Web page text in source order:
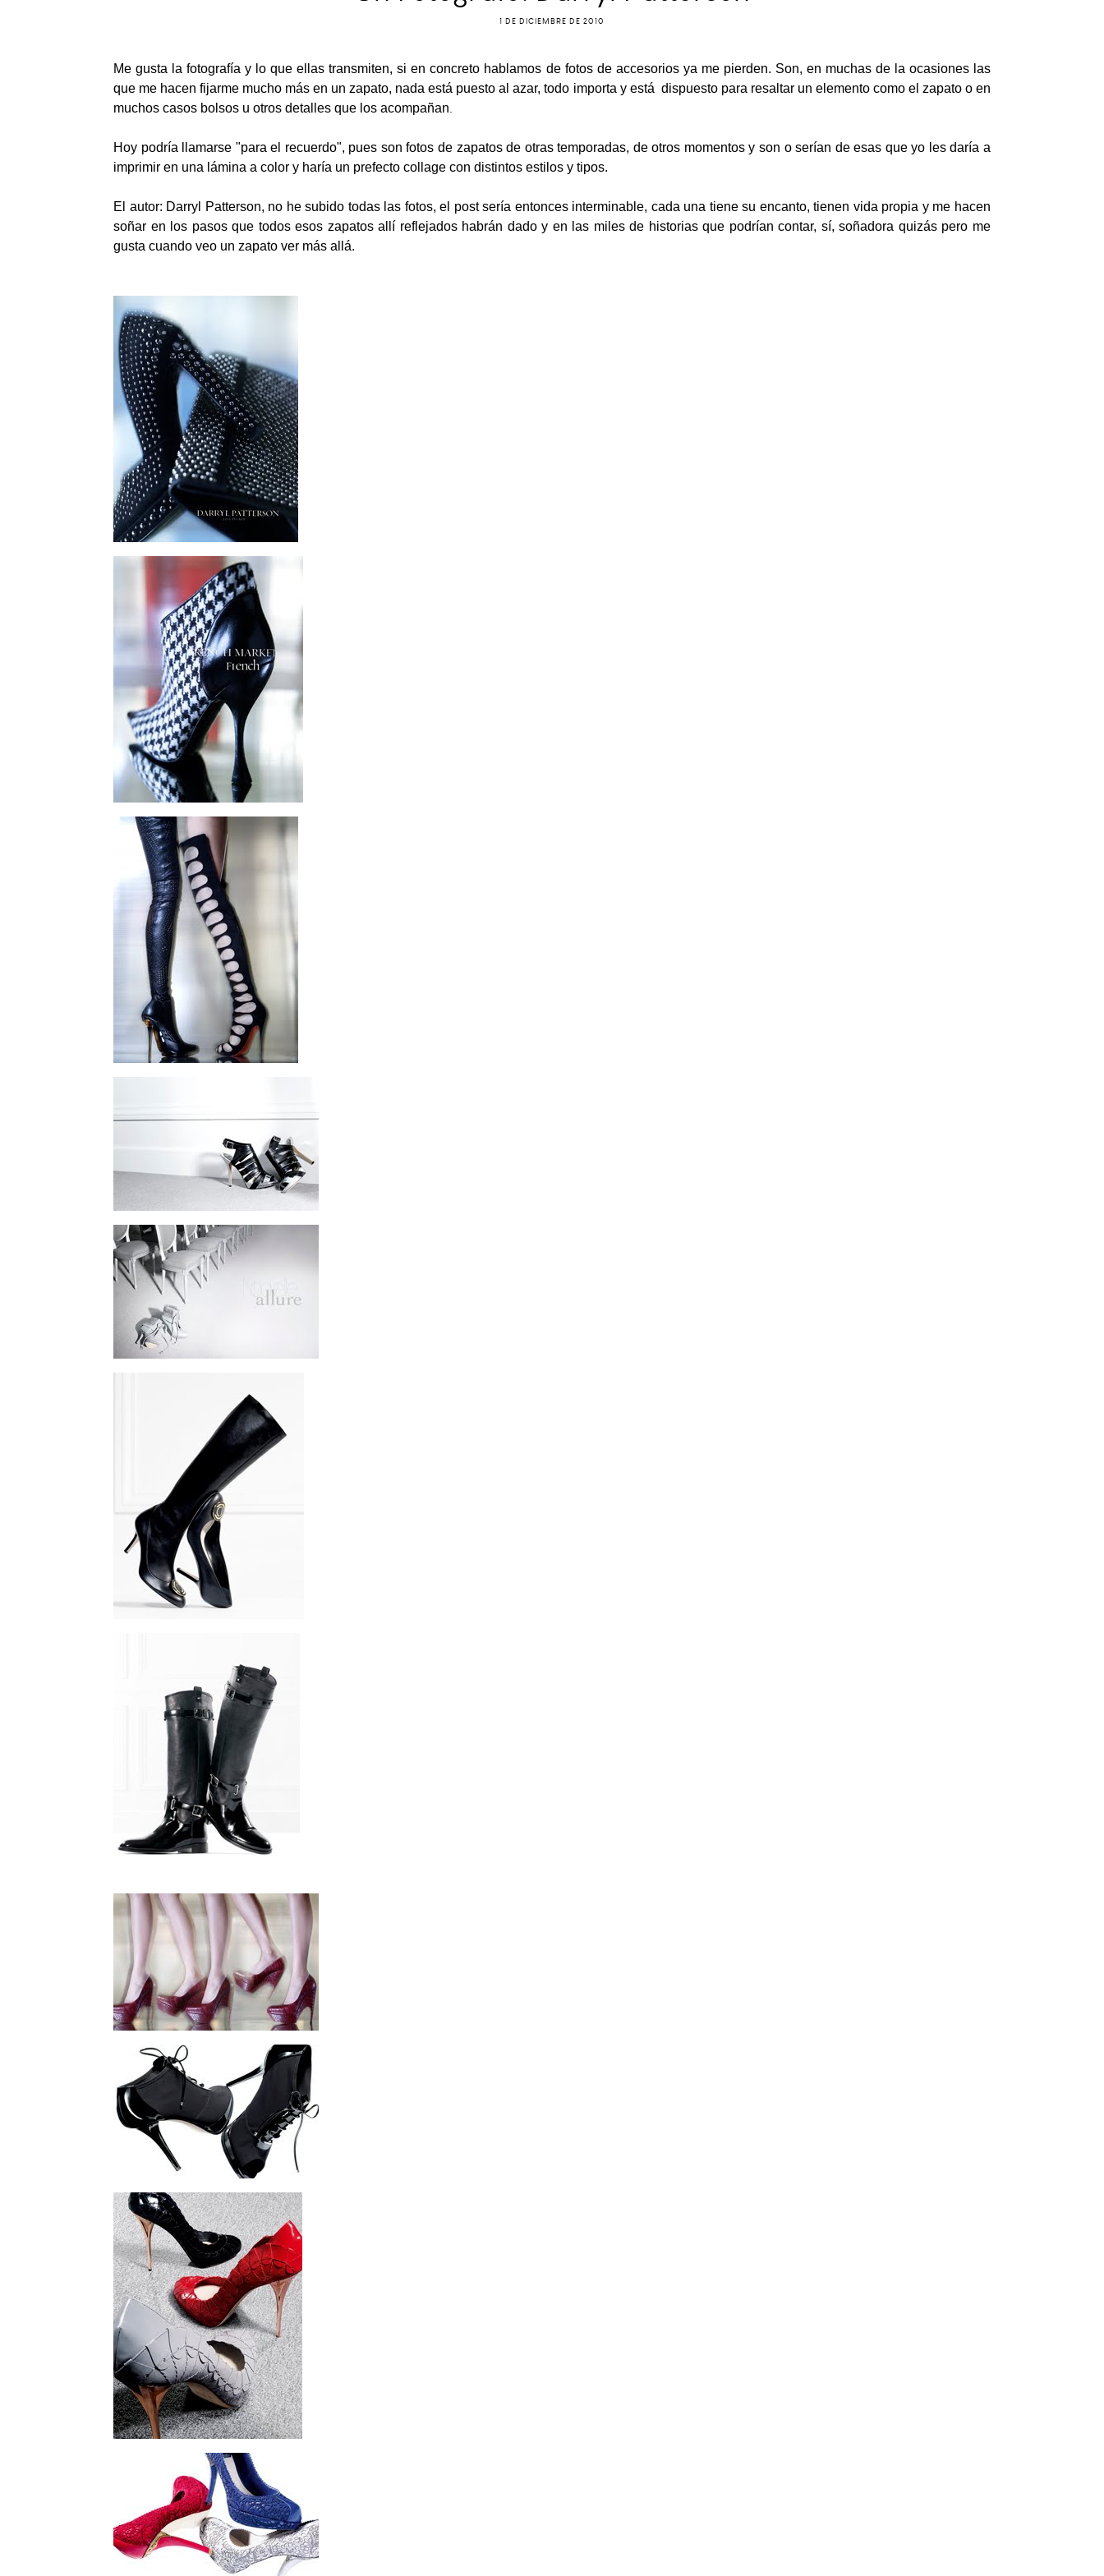
1 DE DICIEMBRE DE 2010
Me gusta la fotografía y lo que ellas transmiten, si en concreto hablamos de fotos de accesorios ya me pierden. Son, en muchas de la ocasiones las
que me hacen fijarme mucho más en un zapato, nada está puesto al azar, todo importa y está dispuesto para resaltar un elemento como el zapato o en
muchos casos bolsos u otros detalles que los acompañan.
Hoy podría llamarse "para el recuerdo", pues son fotos de zapatos de otras temporadas, de otros momentos y son o serían de esas que yo les daría a
imprimir en una lámina a color y haría un prefecto collage con distintos estilos y tipos.
El autor: Darryl Patterson, no he subido todas las fotos, el post sería entonces interminable, cada una tiene su encanto, tienen vida propia y me hacen
soñar en los pasos que todos esos zapatos allí reflejados habrán dado y en las miles de historias que podrían contar, sí, soñadora quizás pero me
gusta cuando veo un zapato ver más allá.